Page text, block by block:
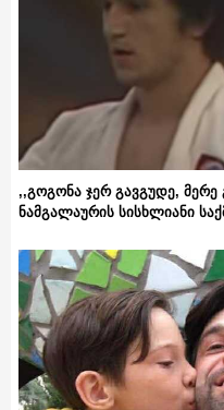
,,გოგონა ჯერ გავგუდე, მერე
ნამგალაურის სისხლიანი